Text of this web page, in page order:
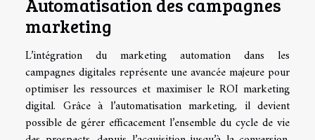
Automatisation des campagnes
marketing
L’intégration du marketing automation dans les
campagnes digitales représente une avancée majeure pour
optimiser les ressources et maximiser le ROI marketing
digital. Grâce à l’automatisation marketing, il devient
possible de gérer efficacement l’ensemble du cycle de vie